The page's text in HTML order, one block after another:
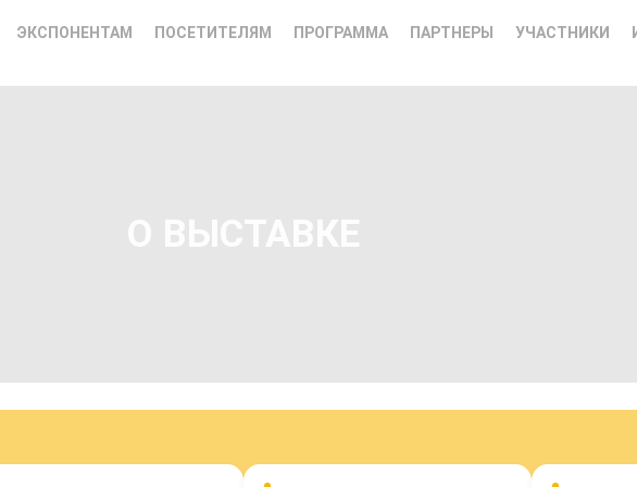
ЭКСПОНЕНТАМ ПОСЕТИТЕЛЯМ ПРОГРАММА ПАРТНЕРЫ УЧАСТНИКИ